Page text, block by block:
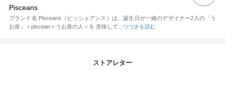
Pisceans
ブランド名 Pisceans（ピッシェアンス）は、誕生日が一緒のデザイナー2人の「う
お座」＜piscean＝うお座の人＞を 意味して... つづきを読む
ストアレター